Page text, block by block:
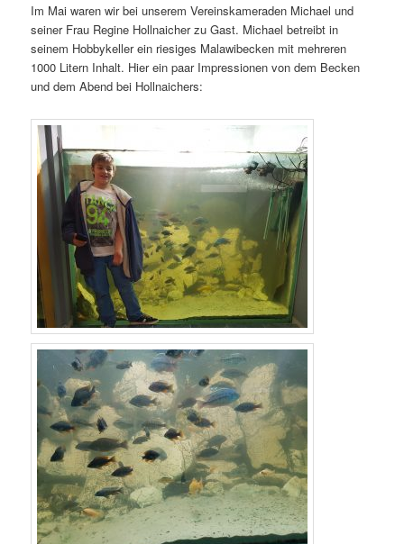
Im Mai waren wir bei unserem Vereinskameraden Michael und
seiner Frau Regine Hollnaicher zu Gast. Michael betreibt in
seinem Hobbykeller ein riesiges Malawibecken mit mehreren
1000 Litern Inhalt. Hier ein paar Impressionen von dem Becken
und dem Abend bei Hollnaichers: